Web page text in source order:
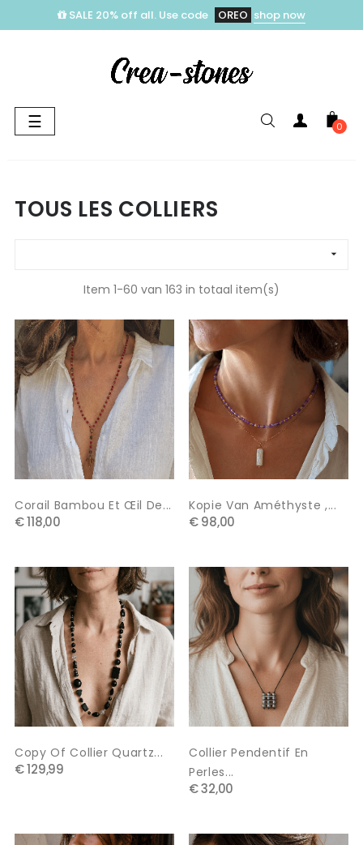
SALE 20% off all. Use code OREO shop now
Toggle
navigation
☰ 0
TOUS LES COLLIERS

Item 1-60 van 163 in totaal item(s)
Corail Bambou Et Œil De...
€ 118,00
Kopie Van Améthyste ,...
€ 98,00
Copy Of Collier Quartz...
€ 129,99
Collier Pendentif En
Perles...
€ 32,00